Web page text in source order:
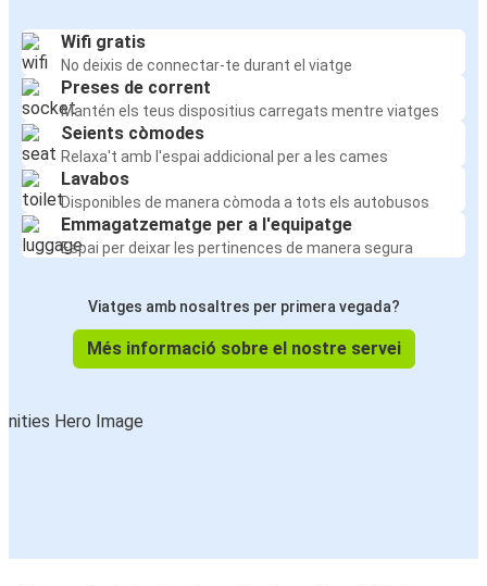
Wifi gratis
No deixis de connectar-te durant el viatge
Preses de corrent
Mantén els teus dispositius carregats mentre viatges
Seients còmodes
Relaxa't amb l'espai addicional per a les cames
Lavabos
Disponibles de manera còmoda a tots els autobusos
Emmagatzematge per a l'equipatge
Espai per deixar les pertinences de manera segura
Viatges amb nosaltres per primera vegada?
Més informació sobre el nostre servei